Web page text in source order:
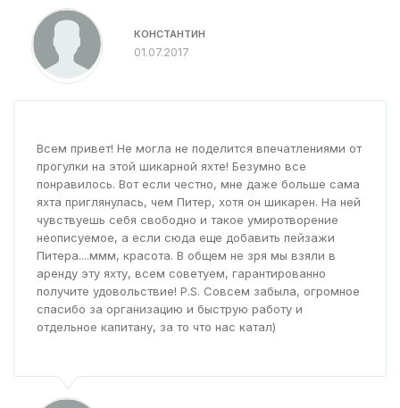
КОНСТАНТИН
01.07.2017
Всем привет! Не могла не поделится впечатлениями от
прогулки на этой шикарной яхте! Безумно все
понравилось. Вот если честно, мне даже больше сама
яхта приглянулась, чем Питер, хотя он шикарен. На ней
чувствуешь себя свободно и такое умиротворение
неописуемое, а если сюда еще добавить пейзажи
Питера....ммм, красота. В общем не зря мы взяли в
аренду эту яхту, всем советуем, гарантированно
получите удовольствие! P.S. Совсем забыла, огромное
спасибо за организацию и быструю работу и
отдельное капитану, за то что нас катал)